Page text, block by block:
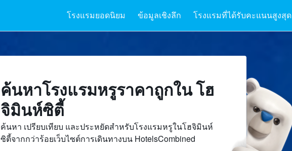
โรงแรมยอดนิยม ข้อมูลเชิงลึก โรงแรมที่ได้รับคะแนนสูงสุด
ค้นหาโรงแรมหรูราคาถูกใน โฮ
จิมินห์ซิตี้
ค้นหา เปรียบเทียบ และประหยัดสำหรับโรงแรมหรูในโฮจิมินห์
ซิตี้จากกว่าร้อยเว็บไซต์การเดินทางบน HotelsCombined